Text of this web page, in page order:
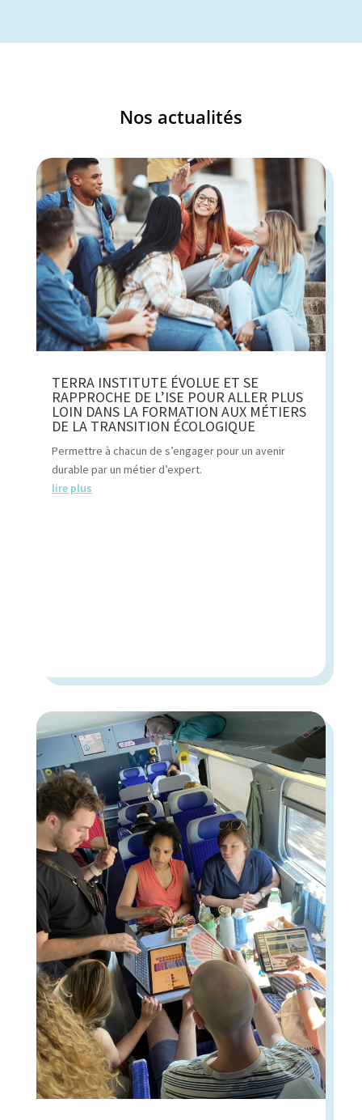
Nos actualités
TERRA INSTITUTE ÉVOLUE ET SE
RAPPROCHE DE L’ISE POUR ALLER PLUS
LOIN DANS LA FORMATION AUX MÉTIERS
DE LA TRANSITION ÉCOLOGIQUE
Permettre à chacun de s’engager pour un avenir
durable par un métier d’expert.
lire plus